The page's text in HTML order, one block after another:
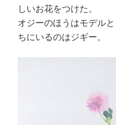
しいお花をつけた。
オジーのほうはモデル
ちにいるのはジギー。